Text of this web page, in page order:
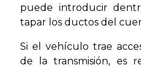
puede introducir
tapar los ductos del
Si el vehículo trae
de la transmisión, es